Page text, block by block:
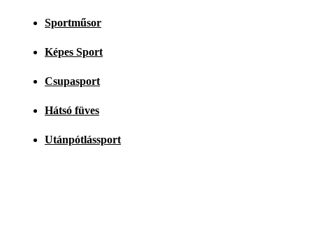
Sportműsor
Képes Sport
Csupasport
Hátsó füves
Utánpótlássport